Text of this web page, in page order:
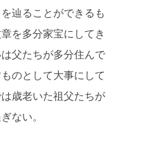
辿ることができるも
を多分家宝にしてき
父たちが多分住んで
のとして大事にして
歳老いた祖父たちが
ない。